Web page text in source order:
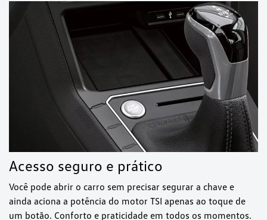
Acesso seguro e prático
Você pode abrir o carro sem precisar segurar a chave e
ainda aciona a potência do motor TSI apenas ao toque de
um botão. Conforto e praticidade em todos os momentos.